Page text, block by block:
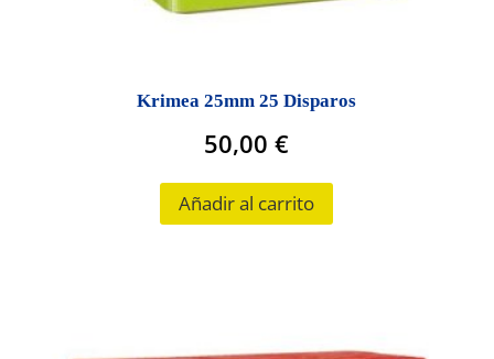
Krimea 25mm 25 Disparos
50,00€
Añadir al carrito